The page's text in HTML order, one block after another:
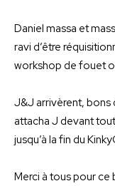
Daniel massa et
ravi d’être
workshop de fouet
J&J arrivèrent, bons
attacha J devant
jusqu’à la fin du
Merci à tous pour ce